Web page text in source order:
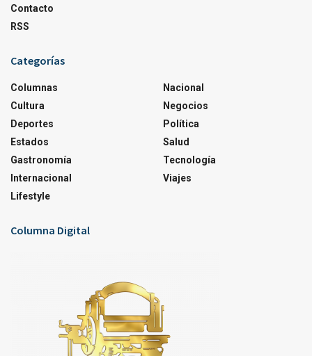
Contacto
RSS
Categorías
Columnas
Cultura
Deportes
Estados
Gastronomía
Internacional
Lifestyle
Nacional
Negocios
Política
Salud
Tecnología
Viajes
Columna Digital